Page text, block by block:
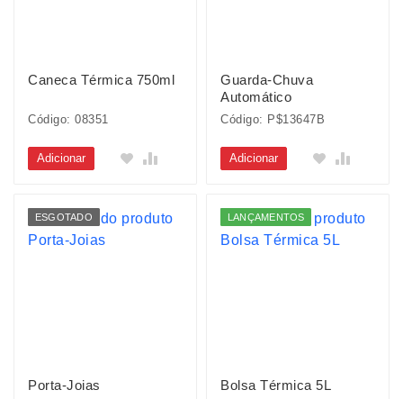
Caneca Térmica 750ml
Código: 08351
Adicionar
Guarda-Chuva
Automático
Código: P$13647B
Adicionar
ESGOTADO
Porta-Joias
LANÇAMENTOS
Bolsa Térmica 5L